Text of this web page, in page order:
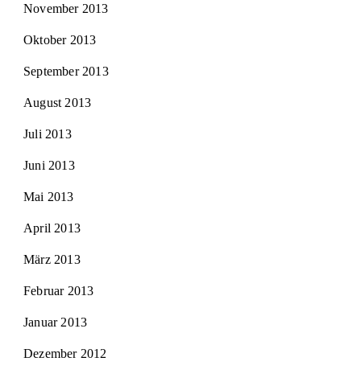
November 2013
Oktober 2013
September 2013
August 2013
Juli 2013
Juni 2013
Mai 2013
April 2013
März 2013
Februar 2013
Januar 2013
Dezember 2012